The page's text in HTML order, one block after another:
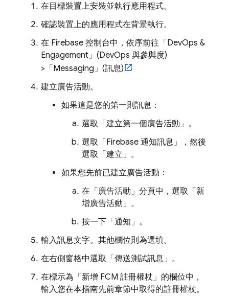
在目標裝置上安裝並執行應用程式。
確認裝置上的應用程式在背景執行。
在 Firebase 控制台中，依序前往「DevOps &
Engagement」(DevOps 與參與度)
>「Messaging」(訊息)
建立廣告活動。
如果這是您的第一則訊息：
選取「建立第一個廣告活動」 。
選取「Firebase 通知訊息」
，然後
選取「建立」 。
如果您先前已建立廣告活動：
在「廣告活動」 分頁中，選取「新
增廣告活動」 。
按一下「通知」 。
輸入訊息文字。其他欄位則為選填。
在右側窗格中選取「傳送測試訊息」 。
在標示為「新增 FCM 註冊權杖」 的欄位中，
輸入您在本指南先前章節中取得的註冊權杖。